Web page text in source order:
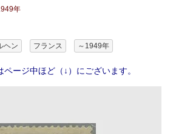
年
ヘン フランス ～1949年
ページ中ほど（↓）にございます。